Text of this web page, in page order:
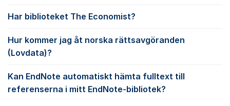
Har biblioteket The Economist?
Hur kommer jag åt norska rättsavgöranden
(Lovdata)?
Kan EndNote automatiskt hämta fulltext till
referenserna i mitt EndNote-bibliotek?